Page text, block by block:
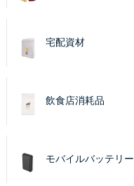
宅配資材
飲食店消耗品
モバイルバッテリー